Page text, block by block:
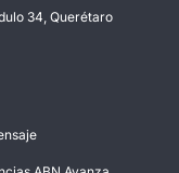
34, Querétaro